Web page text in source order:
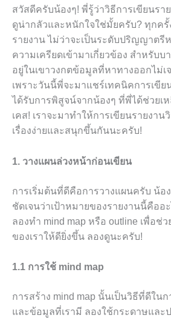
สวัสดีครับน้องๆ! พี่รู้ว่าวิธีการเขียนรา
ดูน่ากลัวและหนักใจใช่มั้ยครับ? ทุกครั้
รายงาน ไม่ว่าจะเป็นระดับปริญญาตรี
ความเครียดเข้ามาเกี่ยวข้อง สำหรับ
อยู่ในเขาวงกตข้อมูลที่หาทางออกไม่เ
เพราะวันนี้พี่จะมาแชร์เทคนิคการเขี
ได้รับการพิสูจน์จากน้องๆ ที่พี่ได้ช่วยเ
เคส! เราจะมาทำให้การเขียนรายงาน
เรื่องง่ายและสนุกขึ้นกันนะครับ!
1. วางแผนล่วงหน้าก่อนเขียน
การเริ่มต้นที่ดีคือการวางแผนครับ น้อ
ชัดเจนว่าเป้าหมายของรายงานนี้คืออ
ลองทำ mind map หรือ outline เพื่อช่
ของเราให้ดียิ่งขึ้น ลองดูนะครับ!
1.1 การใช้ mind map
การสร้าง mind map นั้นเป็นวิธีที่ดีใน
และข้อมูลที่เรามี ลองใช้กระดาษและ